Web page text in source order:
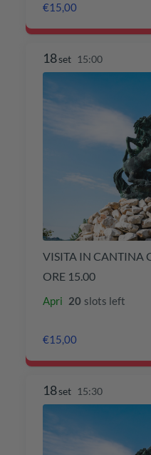
€15,00
18set 15:00
VISITA IN CANTINA
ORE 15.00
Apri 20 slots left
€15,00
18set 15:30